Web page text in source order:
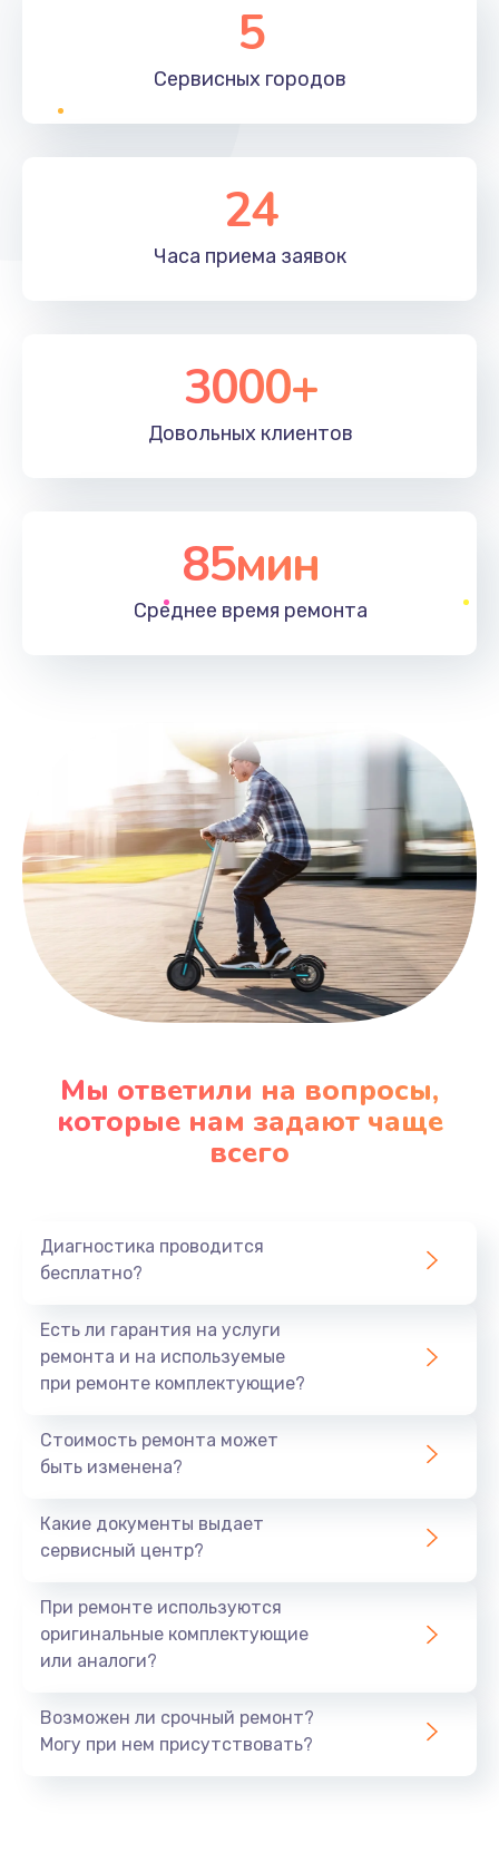
5
Сервисных городов
24
Часа приема заявок
3000+
Довольных клиентов
85мин
Среднее время ремонта
Мы ответили на вопросы,
которые нам задают чаще
всего
Диагностика проводится
бесплатно?
Есть ли гарантия на услуги
ремонта и на используемые
при ремонте комплектующие?
Стоимость ремонта может
быть изменена?
Какие документы выдает
сервисный центр?
При ремонте используются
оригинальные комплектующие
или аналоги?
Возможен ли срочный ремонт?
Могу при нем присутствовать?